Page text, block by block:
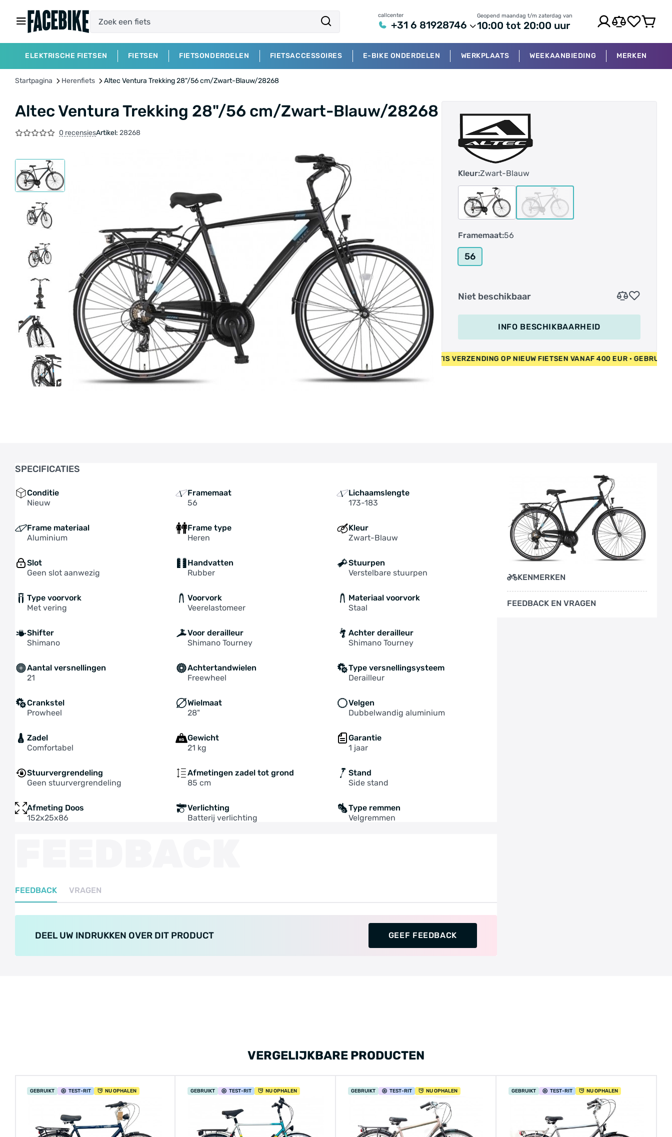
callcenter
+31 6 81928746
Geopend maandag t/m zaterdag van
10:00 tot 20:00 uur
ELEKTRISCHE FIETSEN FIETSEN FIETSONDERDELEN FIETSACCESSOIRES E-BIKE ONDERDELEN WERKPLAATS WEEKAANBIEDING MERKEN
Startpagina Herenfiets Altec Ventura Trekking 28"/56 cm/Zwart-Blauw/28268
Altec Ventura Trekking 28"/56 cm/Zwart-Blauw/28268
0 recensiesArtikel: 28268
Kleur:Zwart-Blauw
Framemaat:56
56
Niet beschikbaar
INFO BESCHIKBAARHEID
• GRATIS VERZENDING OP NIEUW FIETSEN VANAF 400 EUR • GEBRUIKT FIETSEN 55 EUR • GRATIS VERZENDING OP NIEUW FIETSEN VANAF 400 EUR •
SPECIFICATIES
Conditie
Nieuw
Framemaat
56
Lichaamslengte
173-183
Frame materiaal
Aluminium
Frame type
Heren
Kleur
Zwart-Blauw
Slot
Geen slot aanwezig
Handvatten
Rubber
Stuurpen
Verstelbare stuurpen
Type voorvork
Met vering
Voorvork
Veerelastomeer
Materiaal voorvork
Staal
Shifter
Shimano
Voor derailleur
Shimano Tourney
Achter derailleur
Shimano Tourney
Aantal versnellingen
21
Achtertandwielen
Freewheel
Type versnellingsysteem
Derailleur
Crankstel
Prowheel
Wielmaat
28"
Velgen
Dubbelwandig aluminium
Zadel
Comfortabel
Gewicht
21 kg
Garantie
1 jaar
Stuurvergrendeling
Geen stuurvergrendeling
Afmetingen zadel tot grond
85 cm
Stand
Side stand
Afmeting Doos
152x25x86
Verlichting
Batterij verlichting
Type remmen
Velgremmen
FEEDBACK VRAGEN
DEEL UW INDRUKKEN OVER DIT PRODUCT GEEF FEEDBACK
KENMERKEN
FEEDBACK EN VRAGEN
VERGELIJKBARE PRODUCTEN
GEBRUIKT TEST-RIT NU OPHALEN GEBRUIKT TEST-RIT NU OPHALEN GEBRUIKT TEST-RIT NU OPHALEN GEBRUIKT TEST-RIT NU OPHALEN